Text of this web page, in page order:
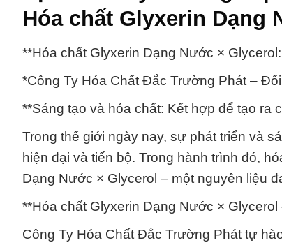
Hóa chất Glyxerin Dạng
**Hóa chất Glyxerin Dạng Nước ×
*Công Ty Hóa Chất Đắc Trường Phát –
**Sáng tạo và hóa chất: Kết hợp để tạo ra
Trong thế giới ngày nay, sự phát triển và
hiện đại và tiến bộ. Trong hành trình đó,
Dạng Nước × Glycerol – một nguyên liệu
**Hóa chất Glyxerin Dạng Nước ×
Công Ty Hóa Chất Đắc Trường Phát tự